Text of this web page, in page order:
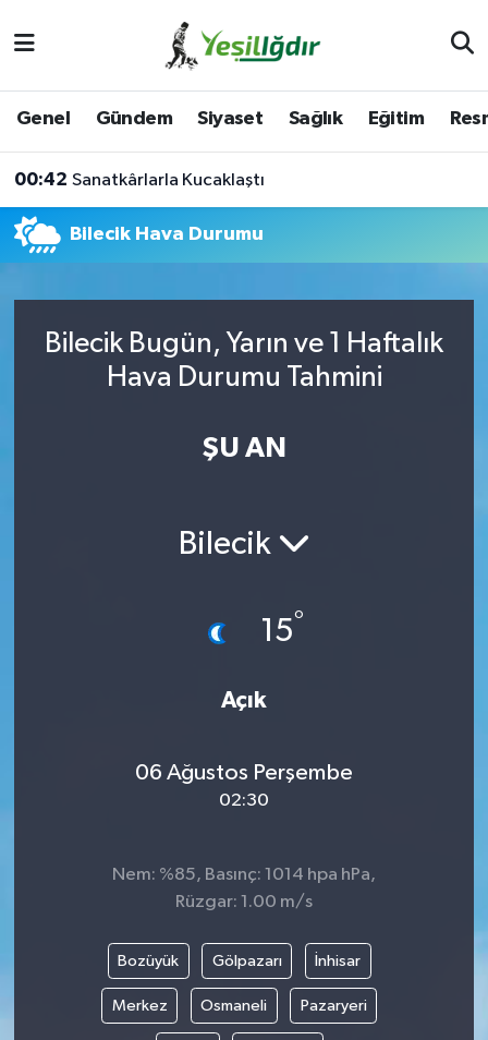
Genel Gündem Siyaset Sağlık Eğitim
00:42 Sanatkârlarla Kucaklaştı
Bilecik Hava Durumu
Bilecik Bugün, Yarın ve 1 Haftalık
Hava Durumu Tahmini
ŞU AN
Bilecik
15°
Açık
06 Ağustos Perşembe
02:30
Nem: %85, Basınç: 1014 hpa hPa,
Rüzgar: 1.00 m/s
Bozüyük Gölpazarı İnhisar
Merkez Osmaneli Pazaryeri
Iğdır Trafik Yoğunluk Haritası
Süper Lig Puan Durumu ve Fikstür
Tüm Manşetler